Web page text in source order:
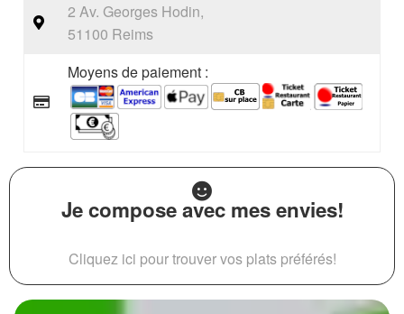
2 Av. Georges Hodin,
51100 Reims
Moyens de paiement :
Je compose avec mes envies!
Cliquez ici pour trouver vos plats préférés!